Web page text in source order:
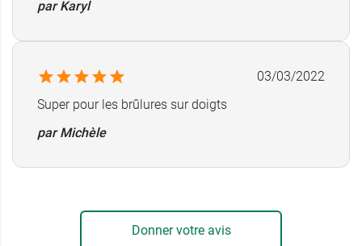
par Karyl
03/03/2022
Super pour les brûlures sur doigts
par Michèle
Donner votre avis